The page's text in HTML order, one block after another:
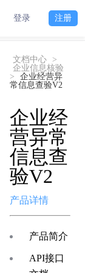
登录 注册
文档中心
>
企业信息核验
>
企业经营异
常信息查验V2
企业经
营异常
信息查
验V2
产品详情
产品简介
API接口